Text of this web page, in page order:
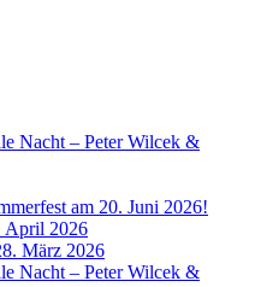
Nacht – Peter Wilcek &
am 20. Juni 2026!
April 2026
März 2026
Nacht – Peter Wilcek &